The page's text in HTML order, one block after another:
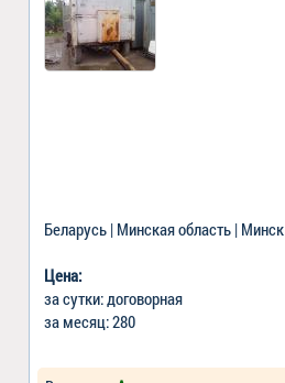
Беларусь | Минская область | Минск
Цена:
за сутки: договорная
за месяц: 280